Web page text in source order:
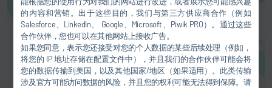
的内容和营销。出于这些目的，我们与第三方供应商合作（例如
Salesforce、LinkedIn、 Google、Microsoft、Piwik PRO）。通过这些
合作伙伴，您也可以在其他网站上接收广告。
如果您同意，表示您还接受对您的个人数据的某些后续处理（例如，
将您的 IP 地址存储在配置文件中），并且我们的合作伙伴可能会将
您的数据传输到美国，以及其他国家/地区（如果适用）。此类传输
涉及官方可能访问数据的风险，并且您的权利可能无法得到保障。请
同意